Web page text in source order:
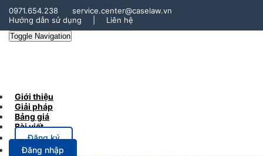
0971.654.238
service.center@caselaw.vn
Hướng dẫn sử dụng
Liên hệ
Toggle Navigation
Giới thiệu
Giải pháp
Bảng giá
Bài viết
Đăng ký
Đăng nhập